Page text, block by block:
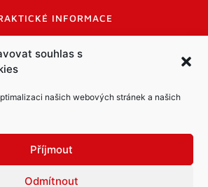
souhlas s
našich webových stránek a našich
Příjmout
Odmítnout
INFORMACE
A KODEX DISKUTUJÍCÍCH
A LOGO MANUÁL